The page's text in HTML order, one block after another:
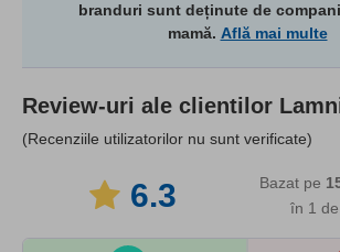
branduri sunt deținute de
mamă. Află mai multe
Review-uri ale clientilor
(Recenziile utilizatorilor nu sunt verificate)
6.3 Bazat pe
în 1